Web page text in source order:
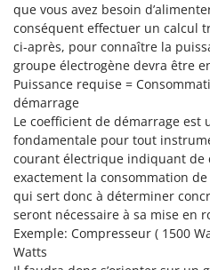
Tornado
Tre Spade
Trev - Abrek - TecnoVIR
Trotec
Troy-Bilt
U
Udor
Unger
V
que vous avez besoin
conséquent effectuer un calcul
ci-après, pour connaître la
groupe électrogène devra être
Puissance requise =
démarrage
Le coefficient de démarrage est
fondamentale pour tout
courant électrique indiquant de
exactement la consommation
qui sert donc à déterminer
seront nécessaire à sa mise en
Exemple: Compresseur ( 1500
Watts